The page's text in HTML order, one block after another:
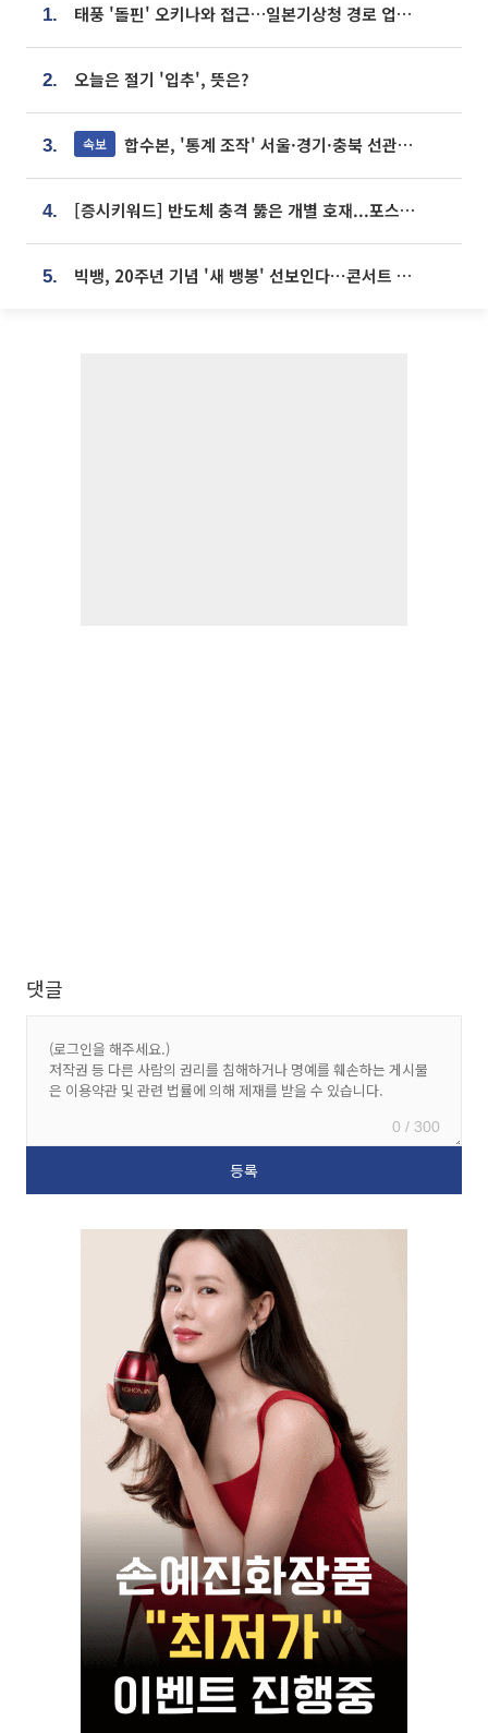
1. 태풍 '돌핀' 오키나와 접근…일본기상청 경로 업데이트
2. 오늘은 절기 '입추', 뜻은?
3. 속보 합수본, '통계 조작' 서울·경기·충북 선관위 등 추가 압수수색
4. [증시키워드] 반도체 충격 뚫은 개별 호재...포스코퓨처엠·에코프로·한화솔루션 '눈길'
5. 빅뱅, 20주년 기념 '새 뱅봉' 선보인다⋯콘서트 앞두고 팝업 개최
댓글
0 / 300